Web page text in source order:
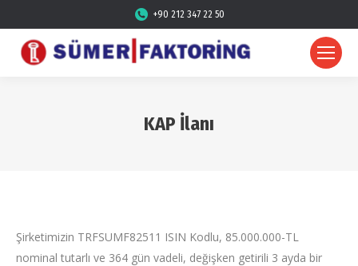
+90 212 347 22 50
KAP İlanı
Şirketimizin TRFSUMF82511 ISIN Kodlu, 85.000.000-TL
nominal tutarlı ve 364 gün vadeli, değişken getirili 3 ayda bir